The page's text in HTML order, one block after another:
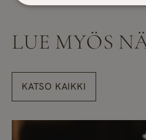
LUE MYÖS
KATSO KAIKKI